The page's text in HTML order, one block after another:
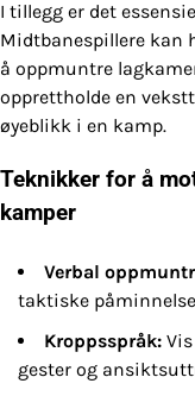
I tillegg er det
Midtbanespillere kan
å oppmuntre
opprettholde en
øyeblikk i en kamp.
Teknikker for å
kamper
Verbal
taktiske
Kroppsspråk:
gester og